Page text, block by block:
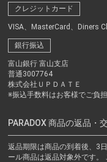
クレジットカード
VISA、MasterCard、Diners
銀行振込
富山銀行 富山支店
普通3007764
株式会社ＵＰＤＡＴＥ
※振込手数料はお客様でご負
PARADOX 商品の返品・
返品期限は商品の到着後、3
ール商品は返品対象外です。